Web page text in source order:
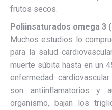
frutos secos.
Poliinsaturados omega 3
Muchos estudios lo
para la salud
muerte súbita hasta en un
enfermedad
son antiinflamatorios y
organismo, bajan los